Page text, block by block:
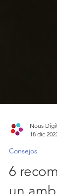
Nous
Consejos